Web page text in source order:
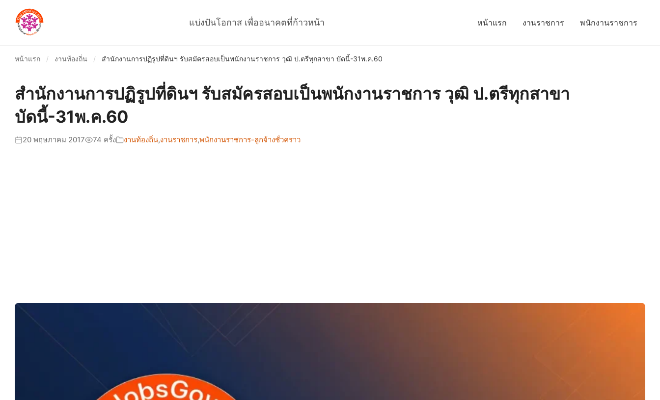
แบ่งปันโอกาส เพื่ออนาคตที่ก้าวหน้า หน้าแรก งานราชการ พนักงานราชการ
หน้าแรก / งานท้องถิ่น / สำนักงานการปฏิรูปที่ดินฯ รับสมัครสอบเป็นพนักงานราชการ วุฒิ ป.ตรีทุกสาขา บัดนี้-31พ.ค.60
สำนักงานการปฏิรูปที่ดินฯ รับสมัครสอบเป็นพนักงานราชการ วุฒิ ป.ตรีทุกสาขา
บัดนี้-31พ.ค.60
20 พฤษภาคม 2017 74 ครั้ง งานท้องถิ่น,งานราชการ,พนักงานราชการ-ลูกจ้างชั่วคราว